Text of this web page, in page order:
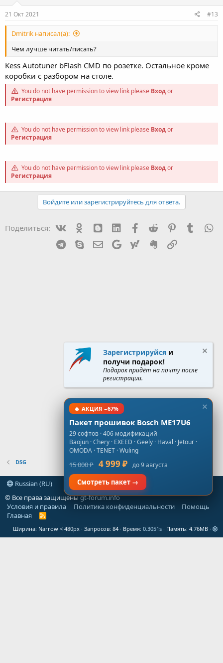
21 Окт 2021 #13
Dmitrik написал(а):
Чем лучше читать/писать?
Kess Autotuner bFlash CMD по розетке. Остальное кроме
коробки с разбором на столе.
You do not have permission to view link please Входor
Регистрация
You do not have permission to view link please Входor
Регистрация
You do not have permission to view link please Входor
Регистрация
Войдите или зарегистрируйтесь для ответа.
Поделиться: Ok mes_blogger
Linked InFacebook
Reddit PinterestTumblr
Telegram
Skype Эл. почта
Google Yahoo Evernote
DSG
Russian (RU)
© Все права защищеныgt-forum.info
Условия и правила
Политика конфиденциальности
Помощь
Главная
R
S
Ширина Запросов 84 Время 0.3051s Память 4.76MB
Зарегистрируйся и
получи подарок!
Подарок придёт на почту после
регистрации.
🔥 АКЦИЯ −67%
Пакет прошивок Bosch ME17U6
29 софтов · 406 модификаций
Baojun · Chery · EXEED · Geely · Haval · Jetour ·
OMODA · TENET · Wuling
15 000 ₽ 4 999 ₽ до 9 августа
Смотреть пакет →